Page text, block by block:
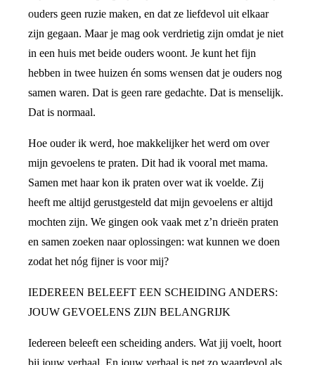
ouders geen ruzie maken, en dat ze liefdevol uit elkaar
zijn gegaan. Maar je mag ook verdrietig zijn omdat je niet
in een huis met beide ouders woont. Je kunt het fijn
hebben in twee huizen én soms wensen dat je ouders nog
samen waren. Dat is geen rare gedachte. Dat is menselijk.
Dat is normaal.
Hoe ouder ik werd, hoe makkelijker het werd om over
mijn gevoelens te praten. Dit had ik vooral met mama.
Samen met haar kon ik praten over wat ik voelde. Zij
heeft me altijd gerustgesteld dat mijn gevoelens er altijd
mochten zijn. We gingen ook vaak met z’n drieën praten
en samen zoeken naar oplossingen: wat kunnen we doen
zodat het nóg fijner is voor mij?
IEDEREEN BELEEFT EEN SCHEIDING ANDERS:
JOUW GEVOELENS ZIJN BELANGRIJK
Iedereen beleeft een scheiding anders. Wat jij voelt, hoort
bij jouw verhaal. En jouw verhaal is net zo waardevol als